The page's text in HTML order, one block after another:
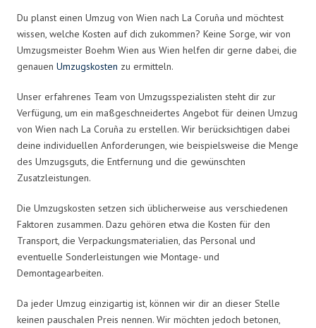
Du planst einen Umzug von Wien nach La Coruña und möchtest
wissen, welche Kosten auf dich zukommen? Keine Sorge, wir von
Umzugsmeister Boehm Wien aus Wien helfen dir gerne dabei, die
genauen Umzugskosten zu ermitteln.
Unser erfahrenes Team von Umzugsspezialisten steht dir zur
Verfügung, um ein maßgeschneidertes Angebot für deinen Umzug
von Wien nach La Coruña zu erstellen. Wir berücksichtigen dabei
deine individuellen Anforderungen, wie beispielsweise die Menge
des Umzugsguts, die Entfernung und die gewünschten
Zusatzleistungen.
Die Umzugskosten setzen sich üblicherweise aus verschiedenen
Faktoren zusammen. Dazu gehören etwa die Kosten für den
Transport, die Verpackungsmaterialien, das Personal und
eventuelle Sonderleistungen wie Montage- und
Demontagearbeiten.
Da jeder Umzug einzigartig ist, können wir dir an dieser Stelle
keinen pauschalen Preis nennen. Wir möchten jedoch betonen,